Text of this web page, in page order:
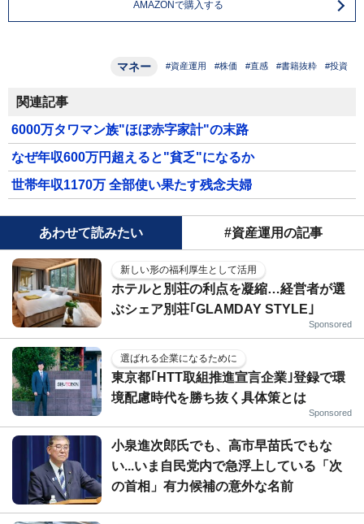
AMAZONで購入する
マネー #資産運用 #株価 #直感 #書籍抜粋 #投資
関連記事
6000万タワマン族"ほぼ赤字家計"の末路
なぜ年収600万円超えると"貧乏"になるか
世帯年収1170万 全部使い果たす残念夫婦
あわせて読みたい #資産運用の記事
新しい形の福利厚生として活用
ホテルと別荘の利点を凝縮…経営者が選
ぶシェア別荘｢GLAMDAY STYLE｣
Sponsored
選ばれる企業になるために
東京都｢HTT取組推進宣言企業｣登録で環
境配慮時代を勝ち抜く具体策とは
Sponsored
小泉進次郎氏でも、高市早苗氏でもな
い...いま自民党内で急浮上している「次
の首相」有力候補の意外な名前